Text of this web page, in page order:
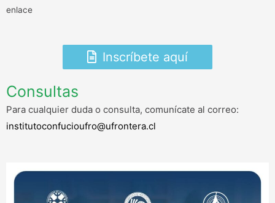
enlace
Inscríbete aquí
Consultas
Para cualquier duda o consulta, comunícate al correo:
institutoconfucioufro@ufrontera.cl